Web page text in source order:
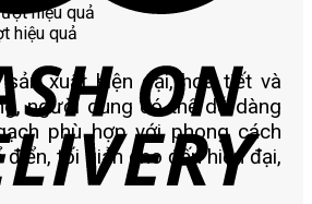
hiệu quả
xuất hiện đại, họa tiết và
người dùng có thể dễ dàng
phù hợp với phong cách
tối giản cho đến hiện đại,